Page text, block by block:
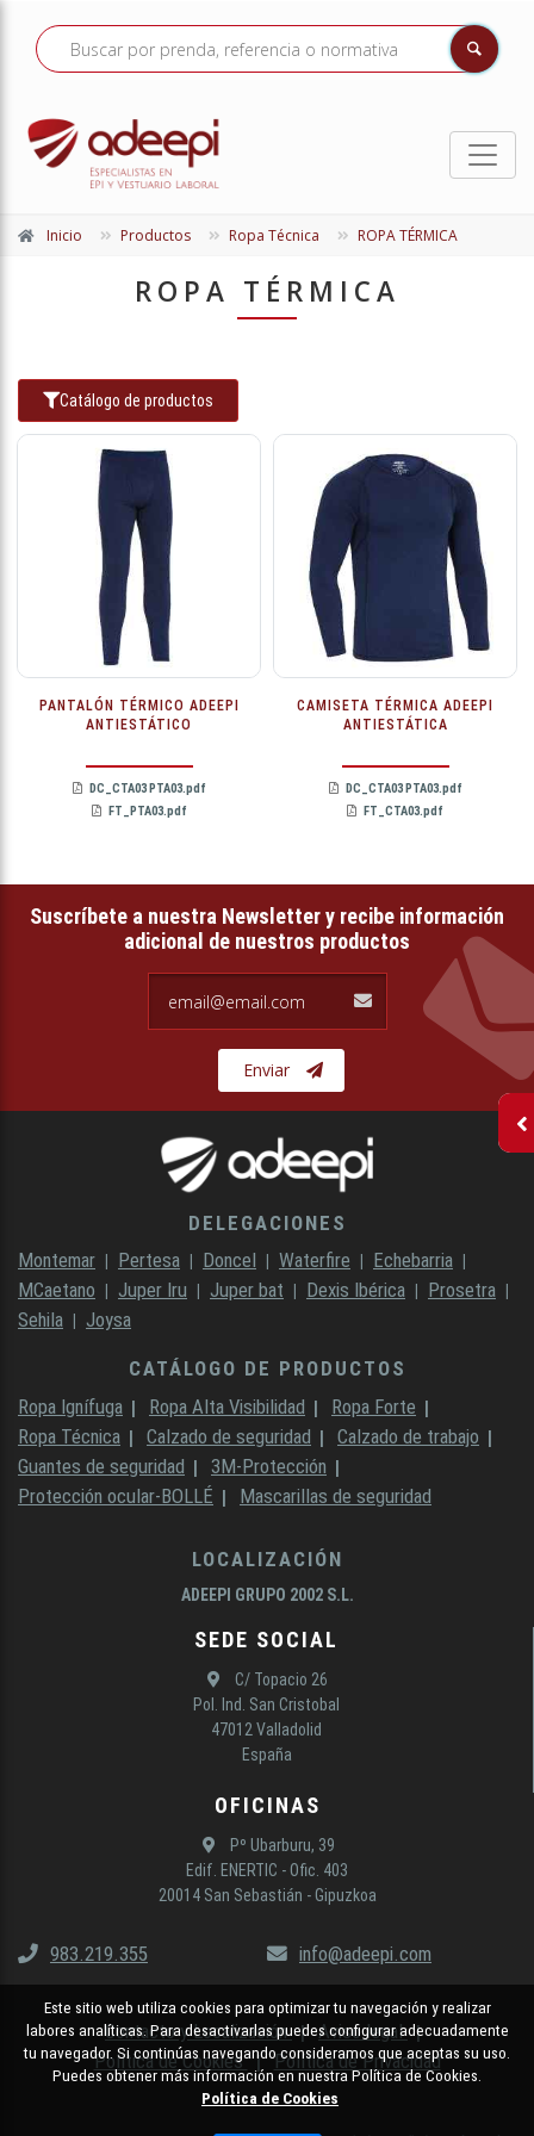
Inicio Productos Ropa Técnica ROPA TÉRMICA
ROPA TÉRMICA
Catálogo de productos
PANTALÓN TÉRMICO ADEEPI
ANTIESTÁTICO
DC_CTA03 PTA03.pdf
FT_PTA03.pdf
CAMISETA TÉRMICA ADEEPI
ANTIESTÁTICA
DC_CTA03 PTA03.pdf
FT_CTA03.pdf
Suscríbete a nuestra Newsletter y recibe información
adicional de nuestros productos
Enviar
DELEGACIONES
Montemar
Pertesa Doncel Waterfire
Echebarria
MCaetano
Juper Iru Juper bat Dexis Ibérica
Prosetra
Sehila
Joysa
CATÁLOGO DE PRODUCTOS
Ropa Ignífuga
Ropa Alta Visibilidad
Ropa Forte
Ropa Técnica
Calzado de seguridad
Calzado de trabajo
Guantes de seguridad
3M-Protección
Protección ocular-BOLLÉ
Mascarillas de seguridad
LOCALIZACIÓN
ADEEPI GRUPO 2002 S.L.
SEDE SOCIAL
C/ Topacio 26
Pol. Ind. San Cristobal
47012 Valladolid
España
OFICINAS
Pº Ubarburu, 39
Edif. ENERTIC - Ofic. 403
20014 San Sebastián - Gipuzkoa
983.219.355 info@adeepi.com
Contacto y Localización
Aviso legal
Política de Cookies
Política de Privacidad
Este sitio web utiliza cookies para optimizar tu navegación y realizar
labores analíticas. Para desactivarlas puedes configurar adecuadamente
tu navegador. Si continúas navegando consideramos que aceptas su uso.
Puedes obtener más información en nuestra Política de Cookies.
Política de Cookies